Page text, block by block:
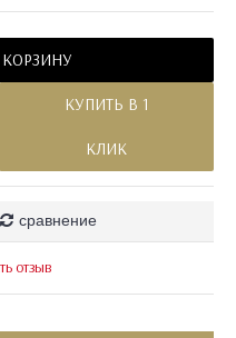
КУПИТЬ В 1
КЛИК
сравнение
отзыв